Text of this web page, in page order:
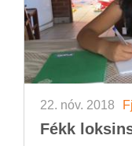
22. nóv. 2018
Fékk